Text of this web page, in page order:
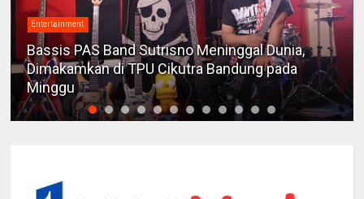
Entertainment
Bassis PAS Band Sutrisno Meninggal Dunia,
Dimakamkan di TPU Cikutra Bandung pada
Minggu